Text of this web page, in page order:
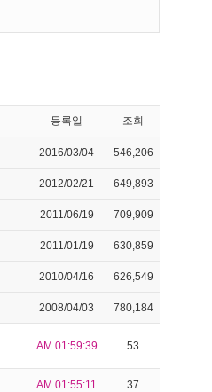
등록일 조회
2016/03/04 546,206
2012/02/21 649,893
2011/06/19 709,909
2011/01/19 630,859
2010/04/16 626,549
2008/04/03 780,184
AM 01:59:39 53
AM 01:55:11 37